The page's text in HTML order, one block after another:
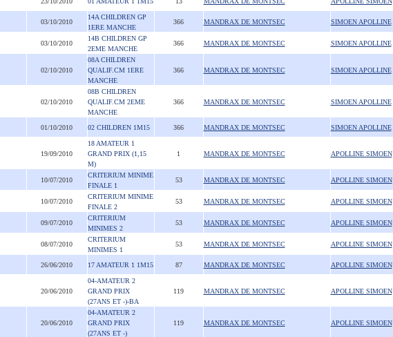
03/10/2010
14A CHILDREN GP
1ERE MANCHE
366 MANDRAX DE MONTSEC SIMOEN APOLLINE
03/10/2010
14B CHILDREN GP
2EME MANCHE
366 MANDRAX DE MONTSEC SIMOEN APOLLINE
02/10/2010
08A CHILDREN
QUALIF.CM 1ERE
MANCHE
366 MANDRAX DE MONTSEC SIMOEN APOLLINE
02/10/2010
08B CHILDREN
QUALIF.CM 2EME
MANCHE
366 MANDRAX DE MONTSEC SIMOEN APOLLINE
01/10/2010 02 CHILDREN 1M15 366 MANDRAX DE MONTSEC SIMOEN APOLLINE
19/09/2010
18 AMATEUR 1
GRAND PRIX (1,15
M)
1 MANDRAX DE MONTSEC APOLLINE SIMOEN
10/07/2010
CRITERIUM MINIME
FINALE 1
53 MANDRAX DE MONTSEC APOLLINE SIMOEN
10/07/2010
CRITERIUM MINIME
FINALE 2
53 MANDRAX DE MONTSEC APOLLINE SIMOEN
09/07/2010
CRITERIUM
MINIMES 2
53 MANDRAX DE MONTSEC APOLLINE SIMOEN
08/07/2010
CRITERIUM
MINIMES 1
53 MANDRAX DE MONTSEC APOLLINE SIMOEN
26/06/2010 17 AMATEUR 1 1M15 87 MANDRAX DE MONTSEC APOLLINE SIMOEN
20/06/2010
04-AMATEUR 2
GRAND PRIX
(27ANS ET -)-BA
119 MANDRAX DE MONTSEC APOLLINE SIMOEN
20/06/2010
04-AMATEUR 2
GRAND PRIX
(27ANS ET -)
119 MANDRAX DE MONTSEC APOLLINE SIMOEN